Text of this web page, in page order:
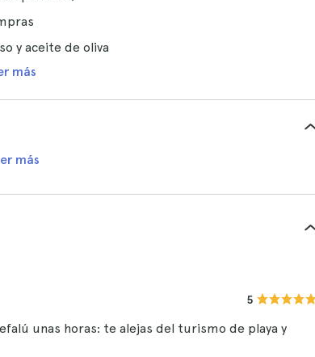
y aceite de oliva
más
más
5
unas horas: te alejas del turismo de playa y